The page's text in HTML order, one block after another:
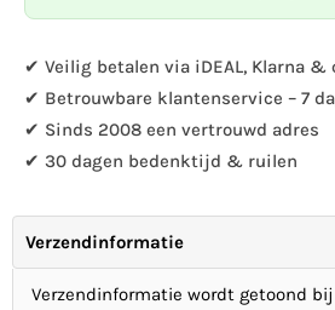
sur
bois
DecoClip
Canard
DecoClip
Canard
✔ Veilig betalen via iDEAL, Klarna &
✔ Betrouwbare klantenservice – 7
✔ Sinds 2008 een vertrouwd adres
✔ 30 dagen bedenktijd & ruilen
Verzendinformatie
Verzendinformatie wordt getoond